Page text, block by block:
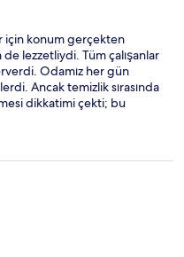
için konum gerçekten
lezzetliydi. Tüm çalışanlar
Odamız her gün
Ancak temizlik sırasında
dikkatimi çekti; bu
düşünüyorum. Genel
bir yer.